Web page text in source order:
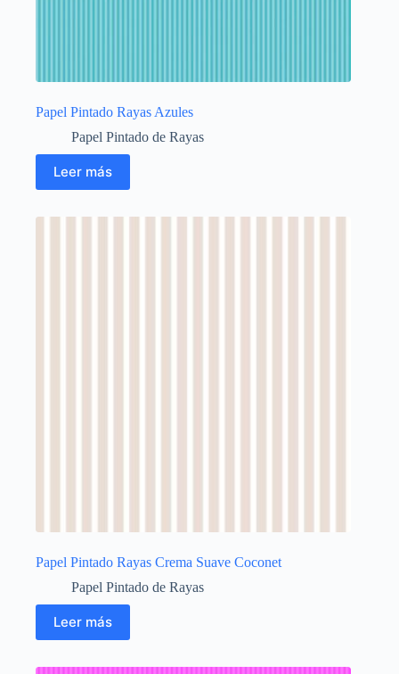
Papel Pintado Rayas Azules
Papel Pintado de Rayas
Leer más
Papel Pintado Rayas Crema Suave Coconet
Papel Pintado de Rayas
Leer más